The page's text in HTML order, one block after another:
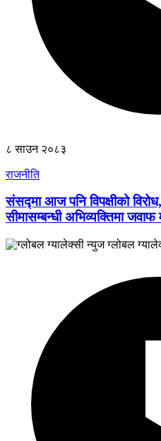
८ साउन २०८३
राजनीति
संसद्मा आज पनि विपक्षीको
सीमासम्बन्धी अभिव्यक्तिमा जवाफ
ग्लोबल